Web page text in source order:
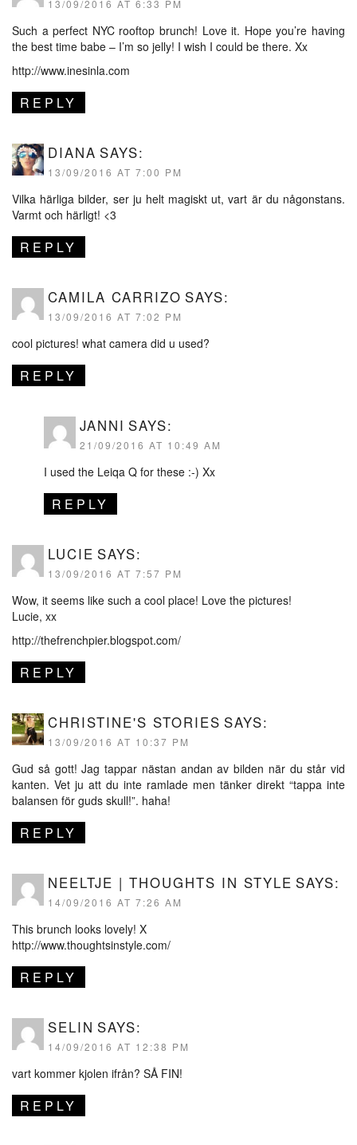
13/09/2016 AT 6:33 PM
Such a perfect NYC rooftop brunch! Love it. Hope you’re having
the best time babe – I’m so jelly! I wish I could be there. Xx
http://www.inesinla.com
REPLY
DIANA SAYS:
13/09/2016 AT 7:00 PM
Vilka härliga bilder, ser ju helt magiskt ut, vart är du någonstans.
Varmt och härligt! <3
REPLY
CAMILA CARRIZO SAYS:
13/09/2016 AT 7:02 PM
cool pictures! what camera did u used?
REPLY
JANNI SAYS:
21/09/2016 AT 10:49 AM
I used the Leiqa Q for these :-) Xx
REPLY
LUCIE SAYS:
13/09/2016 AT 7:57 PM
Wow, it seems like such a cool place! Love the pictures!
Lucie, xx
http://thefrenchpier.blogspot.com/
REPLY
CHRISTINE'S STORIES SAYS:
13/09/2016 AT 10:37 PM
Gud så gott! Jag tappar nästan andan av bilden när du står vid
kanten. Vet ju att du inte ramlade men tänker direkt “tappa inte
balansen för guds skull!”. haha!
REPLY
NEELTJE | THOUGHTS IN STYLE SAYS:
14/09/2016 AT 7:26 AM
This brunch looks lovely! X
http://www.thoughtsinstyle.com/
REPLY
SELIN SAYS:
14/09/2016 AT 12:38 PM
vart kommer kjolen ifrån? SÅ FIN!
REPLY